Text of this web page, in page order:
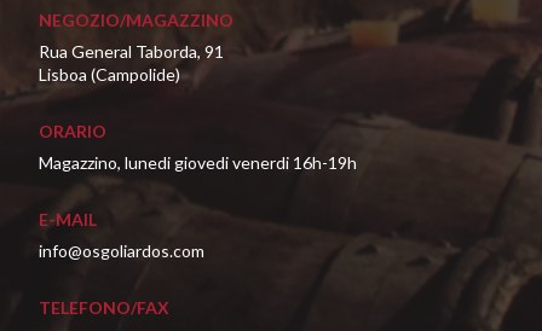
NEGOZIO/MAGAZZINO
Rua General Taborda, 91
Lisboa (Campolide)
ORARIO
Magazzino, lunedi giovedi venerdi 16h-19h
E-MAIL
info@osgoliardos.com
TELEFONO/FAX